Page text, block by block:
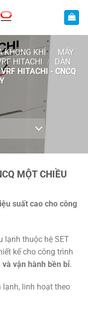
KHÔNG KHÍ / MÁY
HITACHI / DÀN
HITACHI - CNCQ
MỘT CHIỀU
suất cao cho công
lạnh thuộc hệ SET
kế cho công trình
vận hành bền bỉ.
lạnh, linh hoạt theo